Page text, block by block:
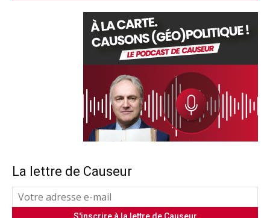
La lettre de Causeur